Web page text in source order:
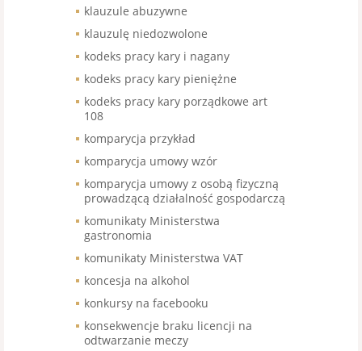
klauzule abuzywne
klauzulę niedozwolone
kodeks pracy kary i nagany
kodeks pracy kary pieniężne
kodeks pracy kary porządkowe art
108
komparycja przykład
komparycja umowy wzór
komparycja umowy z osobą fizyczną
prowadzącą działalność gospodarczą
komunikaty Ministerstwa
gastronomia
komunikaty Ministerstwa VAT
koncesja na alkohol
konkursy na facebooku
konsekwencje braku licencji na
odtwarzanie meczy